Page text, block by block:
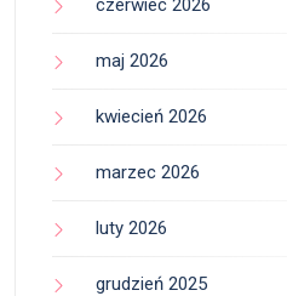
czerwiec 2026
maj 2026
kwiecień 2026
marzec 2026
luty 2026
grudzień 2025